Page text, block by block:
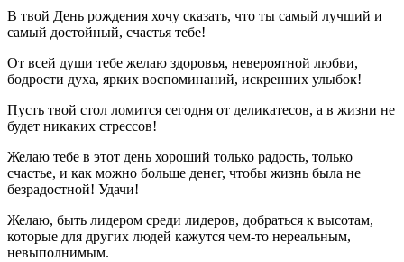
В твой День рождения хочу сказать, что ты самый лучший и
самый достойный, счастья тебе!
От всей души тебе желаю здоровья, невероятной любви,
бодрости духа, ярких воспоминаний, искренних улыбок!
Пусть твой стол ломится сегодня от деликатесов, а в жизни не
будет никаких стрессов!
Желаю тебе в этот день хороший только радость, только
счастье, и как можно больше денег, чтобы жизнь была не
безрадостной! Удачи!
Желаю, быть лидером среди лидеров, добраться к высотам,
которые для других людей кажутся чем-то нереальным,
невыполнимым.